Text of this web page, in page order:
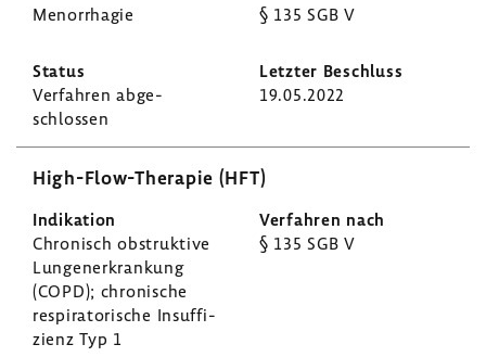
Menor­rhagie § 135 SGB V
Verfahren abge­
schlossen
19.05.2022
High-​Flow-Therapie (HFT)
Chro­nisch obstruk­tive
Lungen­er­kran­kung
(COPD); chro­ni­sche
respi­ra­to­ri­sche Insuf­fi­
zienz Typ 1
§ 135 SGB V